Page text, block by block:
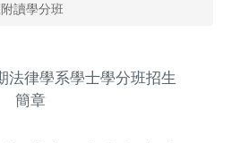
讀學分班
法律學系學士學分班招生
簡章